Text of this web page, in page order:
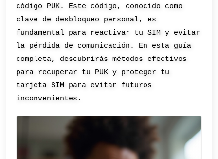
código PUK. Este código, conocido como
clave de desbloqueo personal, es
fundamental para reactivar tu SIM y evitar
la pérdida de comunicación. En esta guía
completa, descubrirás métodos efectivos
para recuperar tu PUK y proteger tu
tarjeta SIM para evitar futuros
inconvenientes.